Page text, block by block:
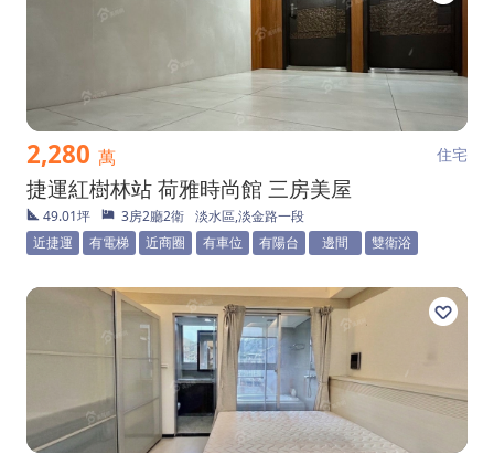
2,280 萬 住宅
捷運紅樹林站 荷雅時尚館 三房美屋
49.01坪 3房2廳2衛 淡水區,淡金路一段
近捷運
有電梯 近商圈 有車位 有陽台 邊間 雙衛浴